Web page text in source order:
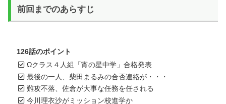
前回までのあらすじ
126話のポイント
Ωクラス４人組「宵の星中学」合格発表
最後の一人、柴田まるみの合否連絡が・・・
難攻不落、佐倉が大事な任務を任される
今川理衣沙がミッション校進学か